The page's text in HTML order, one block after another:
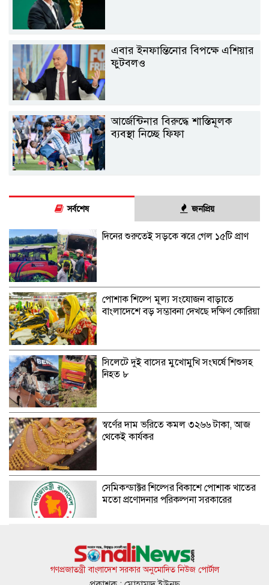
এবার ইনফান্তিনোর বিপক্ষে এশিয়ার
ফুটবলও
আর্জেন্টিনার বিরুদ্ধে শাস্তিমূলক
ব্যবস্থা নিচ্ছে ফিফা
সর্বশেষ জনপ্রিয়
দিনের শুরুতেই সড়কে ঝরে গেল ১৫টি প্রাণ
পোশাক শিল্পে মূল্য সংযোজন বাড়াতে
বাংলাদেশে বড় সম্ভাবনা দেখছে দক্ষিণ কোরিয়া
সিলেটে দুই বাসের মুখোমুখি সংঘর্ষে শিশুসহ
নিহত ৮
স্বর্ণের দাম ভরিতে কমল ৩২৬৬ টাকা, আজ
থেকেই কার্যকর
সেমিকন্ডাক্টর শিল্পের বিকাশে পোশাক খাতের
মতো প্রণোদনার পরিকল্পনা সরকারের
জুমার দিনের ১৫টি বিশেষ আমল
গণপ্রজাতন্ত্রী বাংলাদেশ সরকার অনুমোদিত নিউজ পোর্টাল